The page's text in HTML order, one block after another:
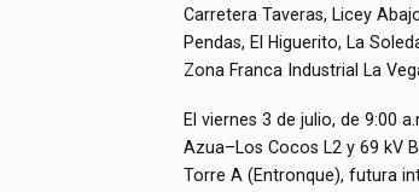
Carretera Taveras, Licey
Pendas, El Higuerito, La
Zona Franca Industrial La
El viernes 3 de julio, de 9:00
Azua–Los Cocos L2 y 69 kV
Torre A (Entronque), futura